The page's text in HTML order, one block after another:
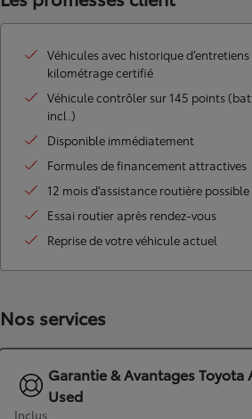
Véhicules avec historique
kilométrage certifié
Véhicule contrôler sur 145 points
incl.)
Disponible immédiatement
Formules de financement attractives
12 mois d’assistance routière possible
Essai routier après rendez-vous
Reprise de votre véhicule actuel
Nos services
Garantie & Avantages Toyota
Used
Inclus